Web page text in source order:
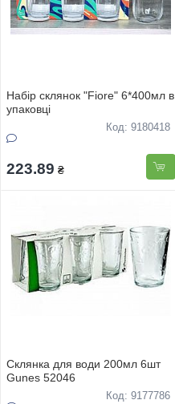
Набiр склянок "Fiore" 6*400мл в
упаковцi
Код: 9180418
223.89 ₴
Склянка для води 200мл 6шт
Gunes 52046
Код: 9177786